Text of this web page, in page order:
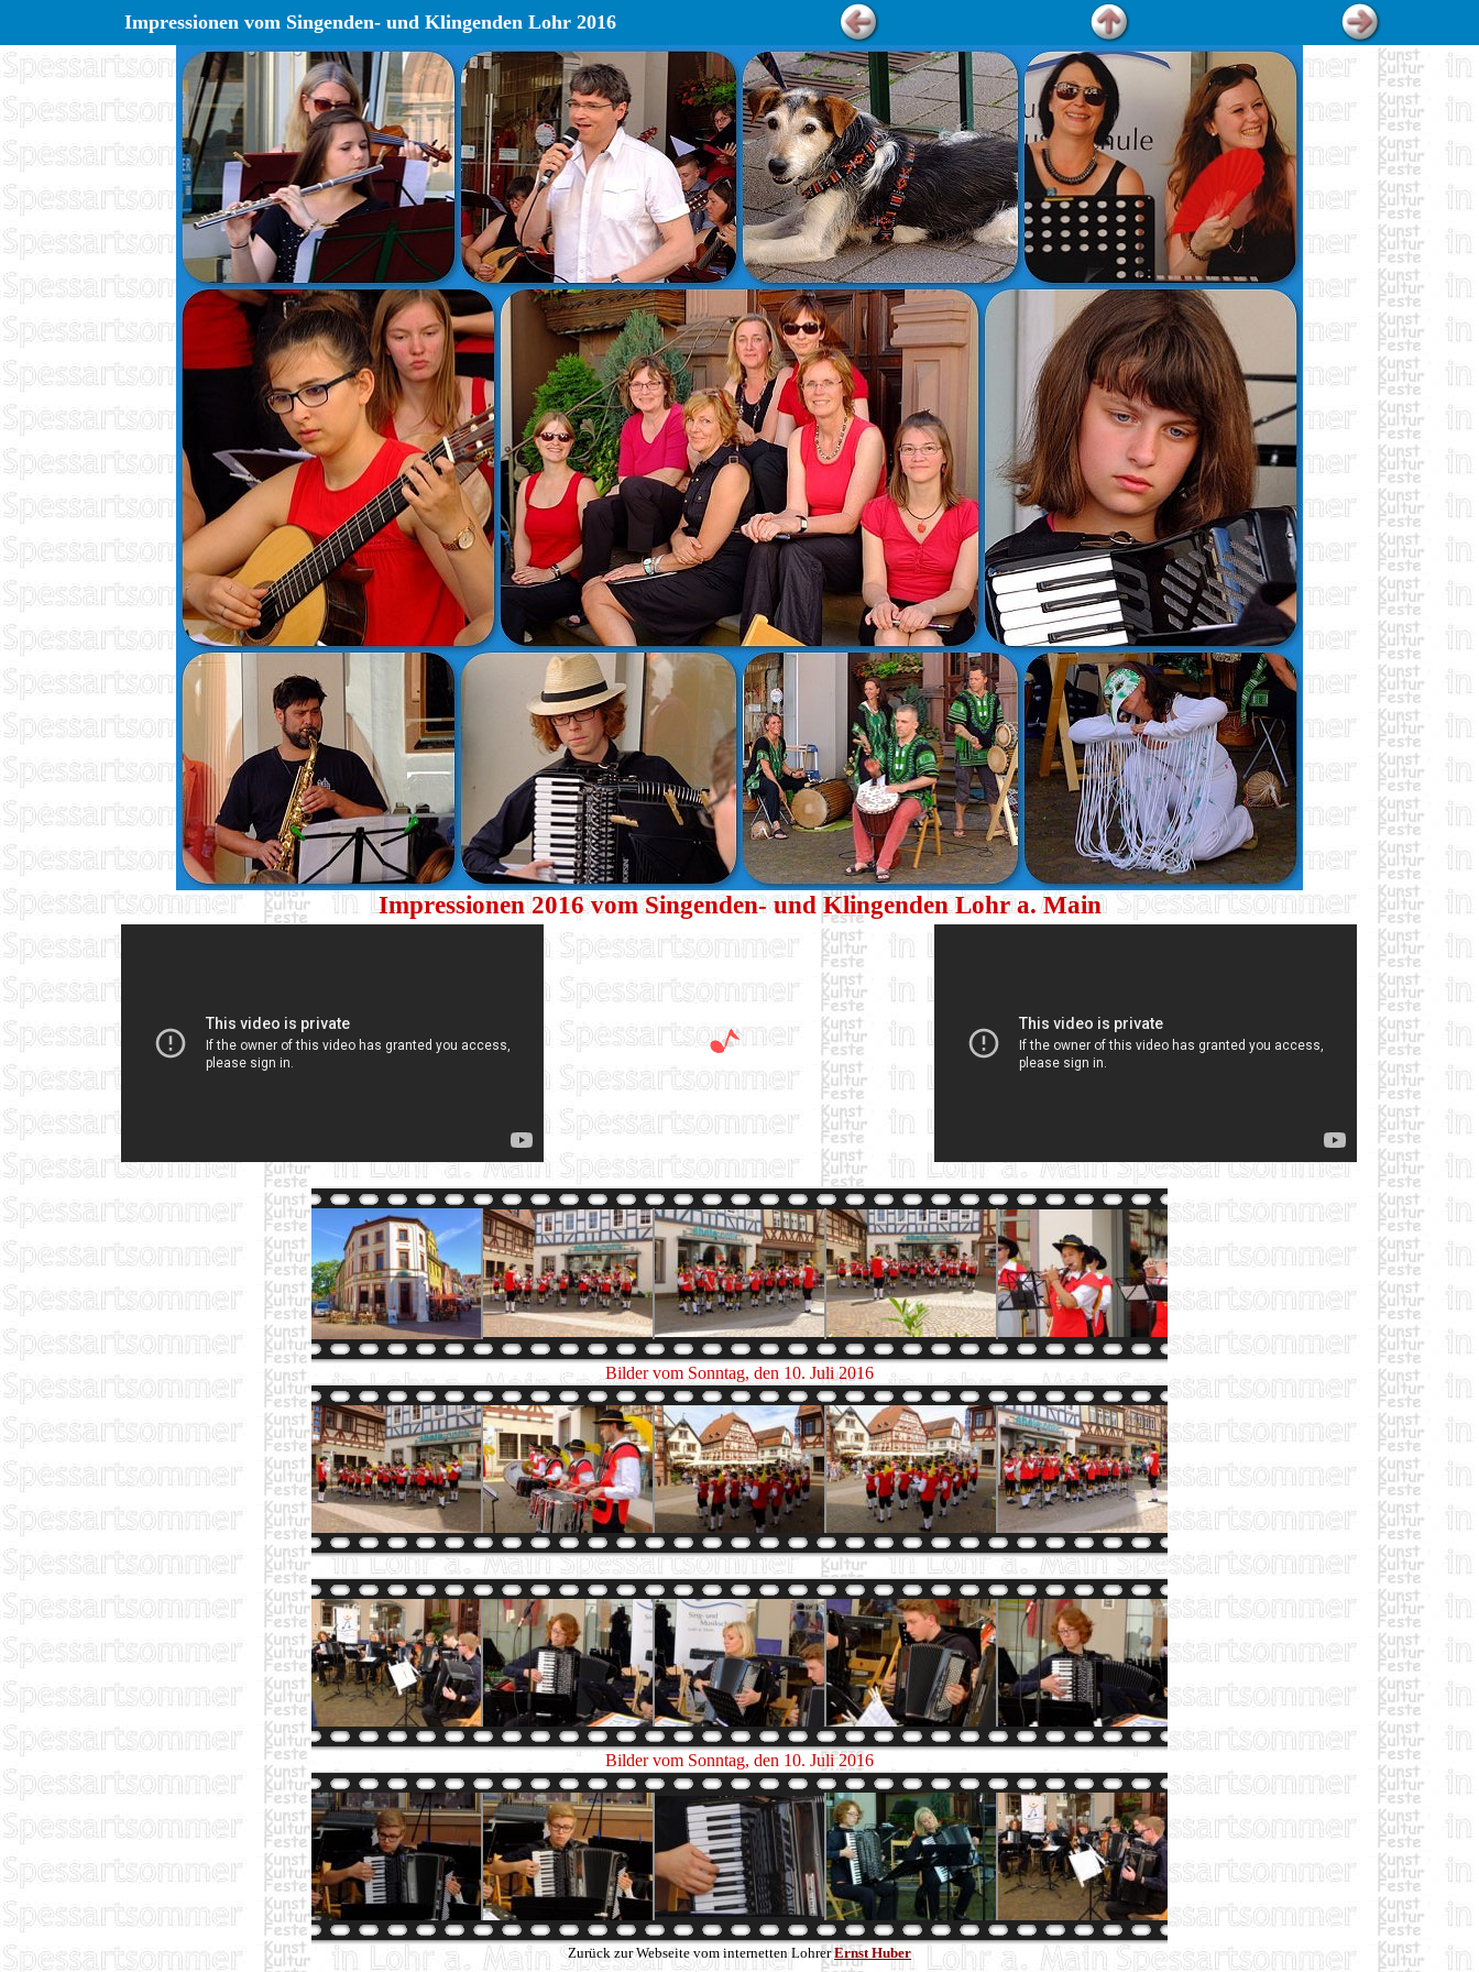
Impressionen vom Singenden- und Klingenden Lohr 2016
Impressionen 2016 vom Singenden- und Klingenden Lohr a. Main
Bilder vom Sonntag, den 10. Juli 2016
Bilder vom Sonntag, den 10. Juli 2016
Zurück zur Webseite vom internetten LohrerErnst Huber